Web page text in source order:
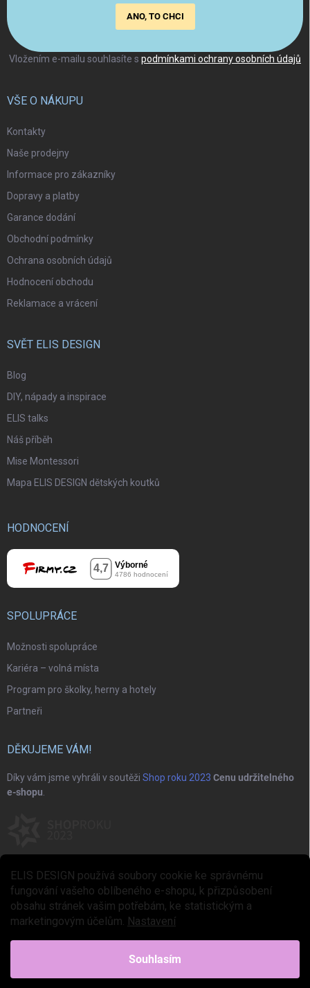
ELIS DESIGN používá soubory cookie ke správnému
fungování vašeho oblíbeného e-shopu, k přizpůsobení
obsahu stránek vašim potřebám, ke statistickým a
marketingovým účelům. Nastavení
Souhlasím
Vložením e-mailu souhlasíte s podmínkami ochrany osobních údajů
ANO, TO CHCI
VŠE O NÁKUPU
Kontakty
Naše prodejny
Informace pro zákazníky
Dopravy a platby
Garance dodání
Obchodní podmínky
Ochrana osobních údajů
Hodnocení obchodu
Reklamace a vrácení
SVĚT ELIS DESIGN
Blog
DIY, nápady a inspirace
ELIS talks
Náš příběh
Mise Montessori
Mapa ELIS DESIGN dětských koutků
HODNOCENÍ
SPOLUPRÁCE
Možnosti spolupráce
Kariéra – volná místa
Program pro školky, herny a hotely
Partneři
DĚKUJEME VÁM!
Díky vám jsme vyhráli v soutěži Shop roku 2023 Cenu udržitelného
e-shopu
Copyright 2026ELIS DESIGN. Všechna práva vyhrazena.Upravit nastavení
cookies